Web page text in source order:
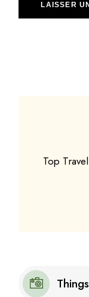
LAISSER
Top